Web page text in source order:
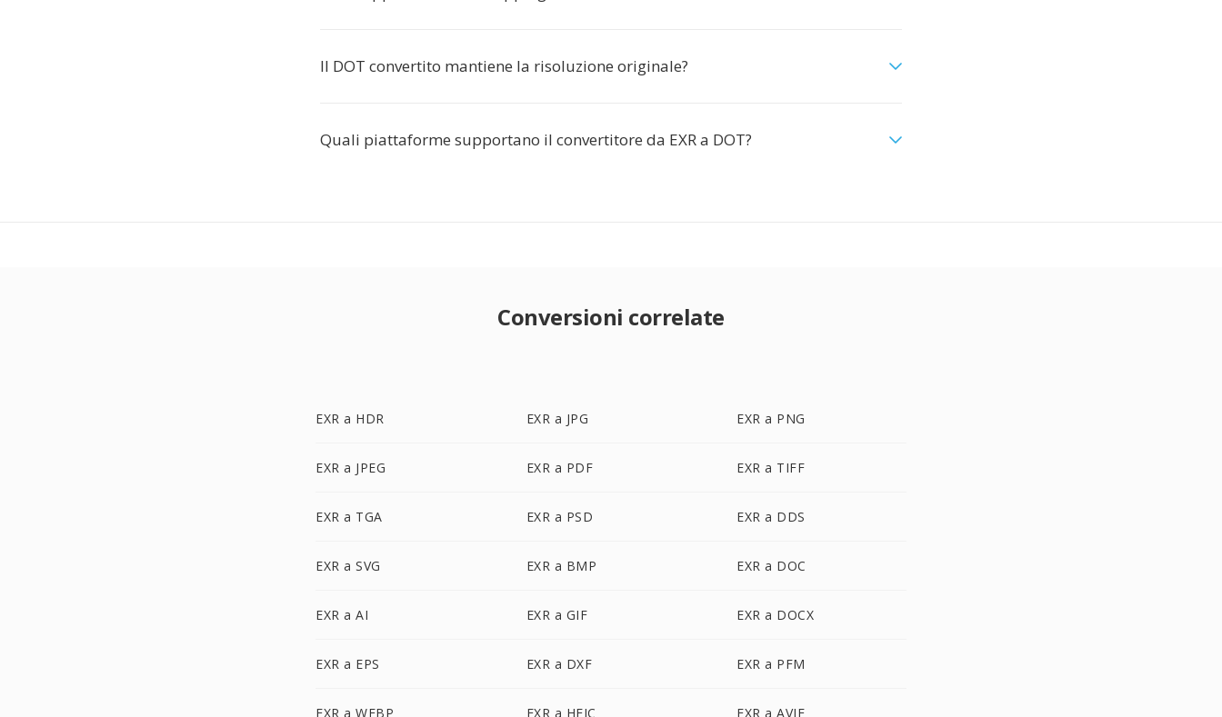
Il DOT convertito mantiene la risoluzione originale?
Quali piattaforme supportano il convertitore da EXR a DOT?
Conversioni correlate
EXR a HDR EXR a JPG EXR a PNG
EXR a JPEG EXR a PDF EXR a TIFF
EXR a TGA EXR a PSD EXR a DDS
EXR a SVG EXR a BMP EXR a DOC
EXR a AI EXR a GIF EXR a DOCX
EXR a EPS EXR a DXF EXR a PFM
EXR a WEBP EXR a HEIC EXR a AVIF